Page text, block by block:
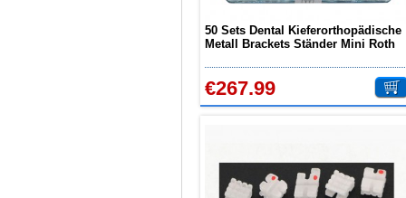
50 Sets Dental Kieferorthopädische
Metall Brackets Ständer Mini Roth
€267.99